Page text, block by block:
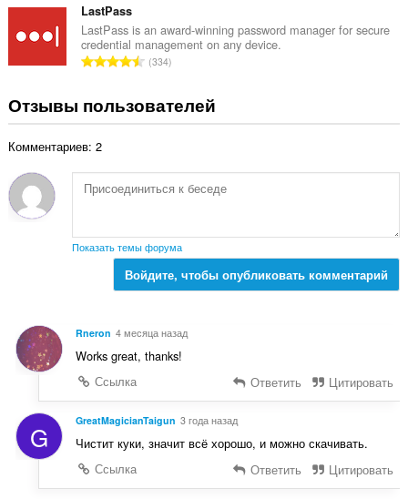
н
о
к
г
о
о
е
н
:
LastPass
LastPass is an award-winning password manager for secure
credential management on any device.
В
г
ц
е
к
:
334
Отзывы пользователей
Комментариев: 2
Показать темы форума
Войдите, чтобы опубликовать комментарий
Rneron 4 месяца назад
Works great, thanks!
Ссылка
Ответить Цитировать
G GreatMagicianTaigun 3 года назад
Чистит куки, значит всё хорошо, и можно скачивать.
Ссылка
Ответить Цитировать